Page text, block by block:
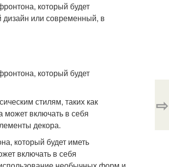
который будет
или современный, в
который будет
стилям, таких как
может включать в себя
декора.
который будет иметь
включать в себя
⇨